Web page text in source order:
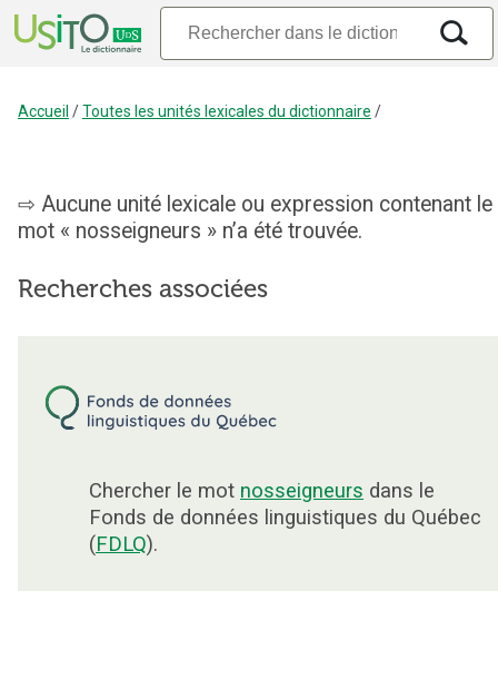
Accueil /Toutes les unités lexicales du dictionnaire /
Aucune unité lexicale ou expression contenant le
mot « nosseigneurs » n’a été trouvée.
Recherches associées
Chercher le mot nosseigneurs dans le
Fonds de données linguistiques du Québec
(FDLQ).